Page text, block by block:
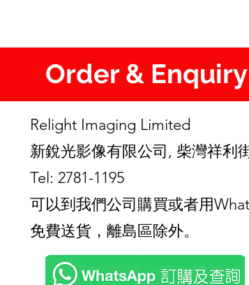
Order & Enquiry
Relight Imaging Limited
新銳光影像有限公司, 柴灣祥利
Tel: 2781-1195
可以到我們公司購買或者用
免費送貨，離島區除外。